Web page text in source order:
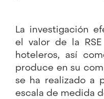
La investigación
el valor de la
hoteleros, así
produce en su
se ha realizado a
escala de medida